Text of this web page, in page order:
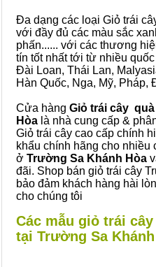
Đa dạng các loại Giỏ trái
với đầy đủ các màu sắc
phấn...... với các thương
tín tốt nhất tới từ nhiều
Đài Loan, Thái Lan,
Hàn Quốc, Nga, Mỹ, Pháp,
Cửa hàng Giỏ trái cây
Hòa là nhà cung cấp &
Giỏ trái cây cao cấp chính
khẩu chính hãng cho
ở Trường Sa Khánh Hòa
đãi. Shop bán giỏ trái cây
bảo đảm khách hàng hài
cho chúng tôi
Các mẫu giỏ trái
tại Trường Sa